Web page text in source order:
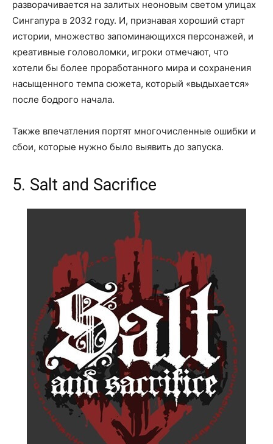
разворачивается на залитых неоновым светом улицах
Сингапура в 2032 году. И, признавая хороший старт
истории, множество запоминающихся персонажей, и
креативные головоломки, игроки отмечают, что
хотели бы более проработанного мира и сохранения
насыщенного темпа сюжета, который «выдыхается»
после бодрого начала.
Также впечатления портят многочисленные ошибки и
сбои, которые нужно было выявить до запуска.
5. Salt and Sacrifice